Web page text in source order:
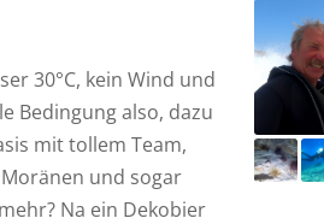
30°C, kein Wind und
Bedingung also, dazu
mit tollem Team,
und sogar
Na ein Dekobier